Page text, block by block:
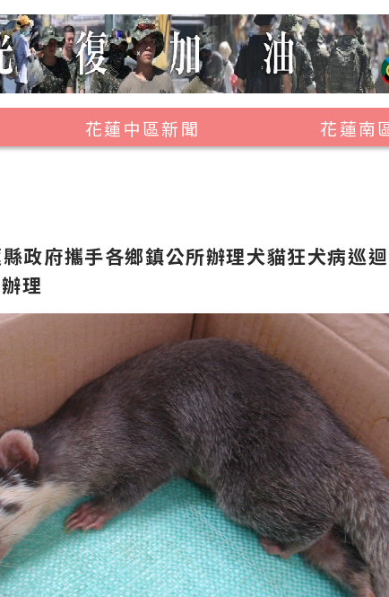
花蓮中區新聞
光復鄉
豐濱鄉
花蓮南
富
政府攜手各鄉鎮公所辦理犬貓狂犬病巡
理